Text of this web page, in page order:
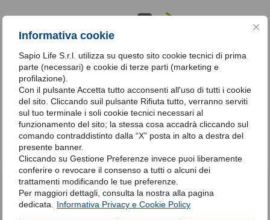
Informativa cookie
Sapio Life S.r.l. utilizza su questo sito cookie tecnici di prima
parte (necessari) e cookie di terze parti (marketing e
profilazione).
Con il pulsante Accetta tutto acconsenti all'uso di tutti i cookie
del sito. Cliccando suil pulsante Rifiuta tutto, verranno serviti
sul tuo terminale i soli cookie tecnici necessari al
funzionamento del sito; la stessa cosa accadrà cliccando sul
comando contraddistinto dalla “X” posta in alto a destra del
presente banner.
Cliccando su Gestione Preferenze invece puoi liberamente
conferire o revocare il consenso a tutti o alcuni dei
trattamenti modificando le tue preferenze.
Per maggiori dettagli, consulta la nostra alla pagina
dedicata.
Informativa Privacy e Cookie Policy
Condividi
TAG |
disturbi del sonno, disturbi respiratori del sonno,bambini,
bianca in culla